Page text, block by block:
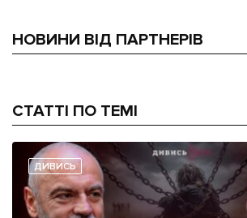
НОВИНИ ВІД ПАРТНЕРІВ
СТАТТІ ПО ТЕМІ
ДИВИСЬ